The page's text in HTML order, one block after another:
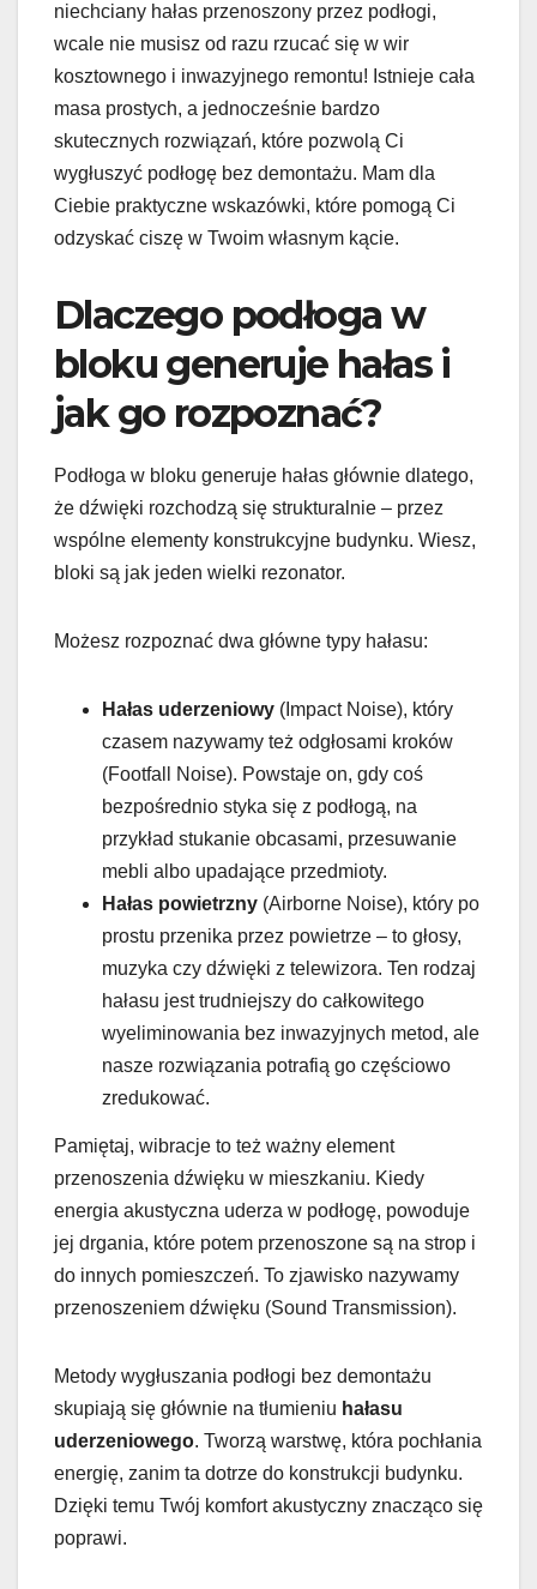
niechciany hałas przenoszony przez podłogi,
wcale nie musisz od razu rzucać się w wir
kosztownego i inwazyjnego remontu! Istnieje cała
masa prostych, a jednocześnie bardzo
skutecznych rozwiązań, które pozwolą Ci
wygłuszyć podłogę bez demontażu. Mam dla
Ciebie praktyczne wskazówki, które pomogą Ci
odzyskać ciszę w Twoim własnym kącie.
Dlaczego podłoga w
bloku generuje hałas i
jak go rozpoznać?
Podłoga w bloku generuje hałas głównie dlatego,
że dźwięki rozchodzą się strukturalnie – przez
wspólne elementy konstrukcyjne budynku. Wiesz,
bloki są jak jeden wielki rezonator.
Możesz rozpoznać dwa główne typy hałasu:
Hałas uderzeniowy (Impact Noise), który
czasem nazywamy też odgłosami kroków
(Footfall Noise). Powstaje on, gdy coś
bezpośrednio styka się z podłogą, na
przykład stukanie obcasami, przesuwanie
mebli albo upadające przedmioty.
Hałas powietrzny (Airborne Noise), który po
prostu przenika przez powietrze – to głosy,
muzyka czy dźwięki z telewizora. Ten rodzaj
hałasu jest trudniejszy do całkowitego
wyeliminowania bez inwazyjnych metod, ale
nasze rozwiązania potrafią go częściowo
zredukować.
Pamiętaj, wibracje to też ważny element
przenoszenia dźwięku w mieszkaniu. Kiedy
energia akustyczna uderza w podłogę, powoduje
jej drgania, które potem przenoszone są na strop i
do innych pomieszczeń. To zjawisko nazywamy
przenoszeniem dźwięku (Sound Transmission).
Metody wygłuszania podłogi bez demontażu
skupiają się głównie na tłumieniu hałasu
uderzeniowego. Tworzą warstwę, która pochłania
energię, zanim ta dotrze do konstrukcji budynku.
Dzięki temu Twój komfort akustyczny znacząco się
poprawi.